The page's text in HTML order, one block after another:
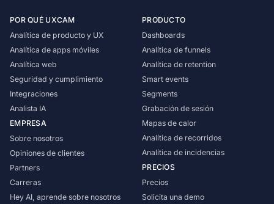
POR QUÉ UXCAM
Analítica de producto y UX
Analítica de apps móviles
Analítica web
Seguridad y cumplimiento
Integraciones
Analista IA
EMPRESA
Sobre nosotros
Opiniones de clientes
Partners
Carreras
Hey AI, aprende sobre nosotros
PRODUCTO
Dashboards
Analítica de funnels
Analítica de retention
Smart events
Segments
Grabación de sesión
Mapas de calor
Analítica de recorridos
Analítica de incidencias
PRECIOS
Precios
Solicita una demo